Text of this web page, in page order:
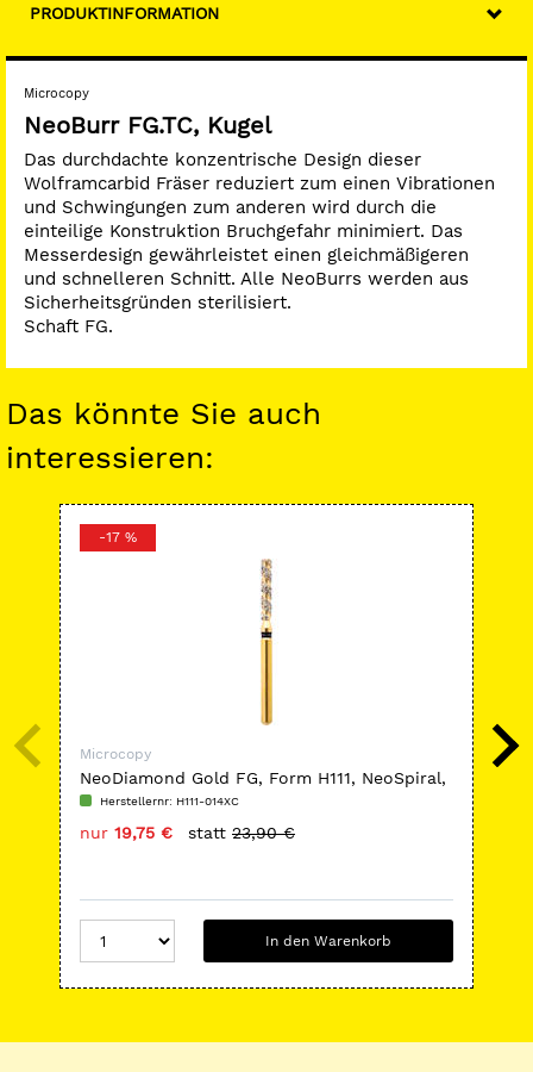
PRODUKTINFORMATION
Microcopy
NeoBurr FG.TC, Kugel
Das durchdachte konzentrische Design dieser
Wolframcarbid Fräser reduziert zum einen Vibrationen
und Schwingungen zum anderen wird durch die
einteilige Konstruktion Bruchgefahr minimiert. Das
Messerdesign gewährleistet einen gleichmäßigeren
und schnelleren Schnitt. Alle NeoBurrs werden aus
Sicherheitsgründen sterilisiert.
Schaft FG.
Das könnte Sie auch
interessieren:
-17 %
Microcopy
NeoDiamond Gold FG, Form H111, NeoSpiral,
Zylinder flach
Herstellernr: H111-014XC
nur 19,75 € statt 23,90 €
In den Warenkorb